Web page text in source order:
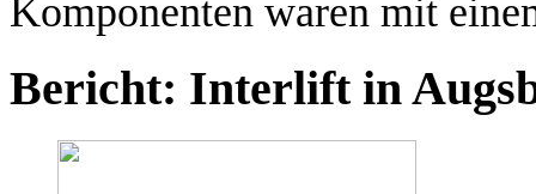
Komponenten waren mit
Bericht: Interlift in